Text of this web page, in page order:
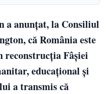
a anunțat, la Consiliul
că România este
reconstrucția Fâșiei
educațional și
a transmis că